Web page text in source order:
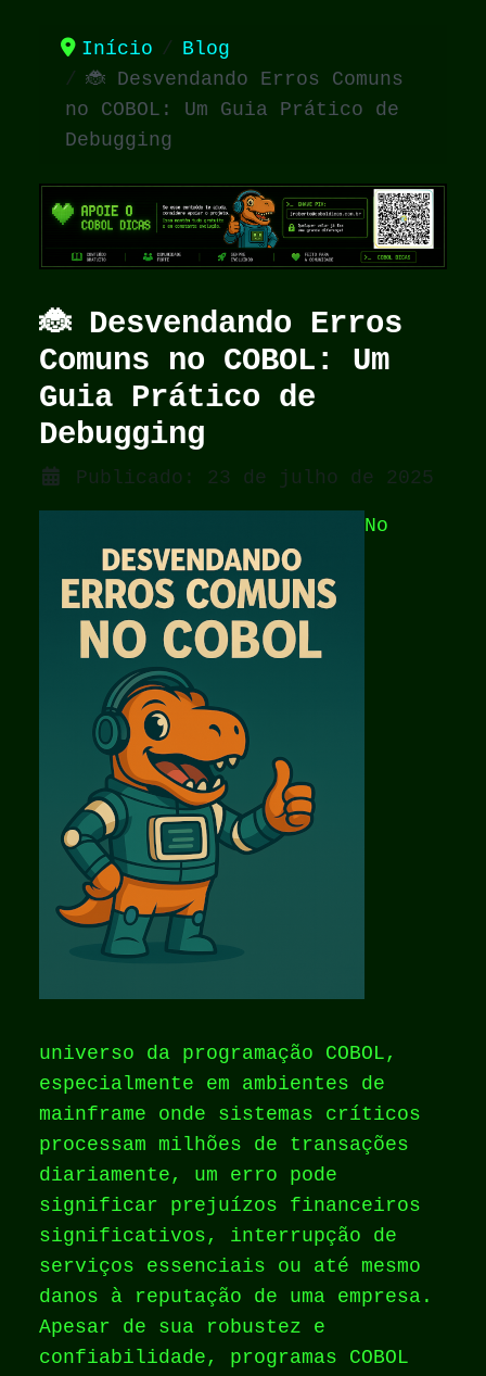
Início
Blog
🐞 Desvendando Erros Comuns
no COBOL: Um Guia Prático de
Debugging
🐞 Desvendando Erros
Comuns no COBOL: Um
Guia Prático de
Debugging
Detalhes
Publicado: 23 de julho de 2025
No
universo da programação COBOL,
especialmente em ambientes de
mainframe onde sistemas críticos
processam milhões de transações
diariamente, um erro pode
significar prejuízos financeiros
significativos, interrupção de
serviços essenciais ou até mesmo
danos à reputação de uma empresa.
Apesar de sua robustez e
confiabilidade, programas COBOL